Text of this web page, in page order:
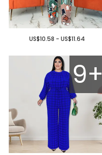
US$10.58 - US$11.64
9+